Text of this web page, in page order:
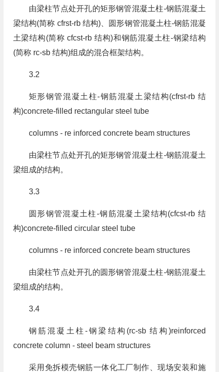
由梁柱节点处开孔的矩形钢管混凝土柱-钢筋混凝土
梁结构(简称 cfrst-rb 结构)、圆形钢管混凝土柱-钢筋混凝
土梁结构(简称 cfcst-rb 结构)和钢筋混凝土柱-钢梁结构
(简称 rc-sb 结构)组成的混合框架结构。
3.2
矩形钢管混凝土柱-钢筋混凝土梁结构(cfrst-rb 结
构)concrete-filled rectangular steel tube
columns - re inforced concrete beam structures
由梁柱节点处开孔的矩形钢管混凝土柱-钢筋混凝土
梁组成的结构。
3.3
圆形钢管混凝土柱-钢筋混凝土梁结构(cfcst-rb 结
构)concrete-filled circular steel tube
columns - re inforced concrete beam structures
由梁柱节点处开孔的圆形钢管混凝土柱-钢筋混凝土
梁组成的结构。
3.4
钢筋混凝土柱-钢梁结构(rc-sb 结构)reinforced
concrete column - steel beam structures
采用免拆模壳钢筋一体化工厂制作、现场安装和施